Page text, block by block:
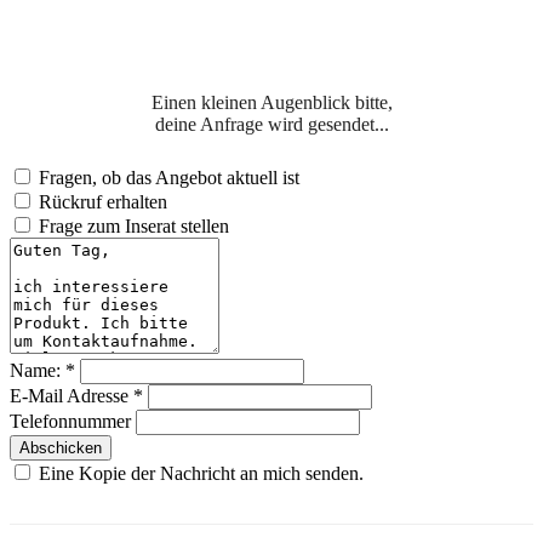
Einen kleinen Augenblick bitte,
deine Anfrage wird gesendet...
Fragen, ob das Angebot aktuell ist
Rückruf erhalten
Frage zum Inserat stellen
Name: *
E-Mail Adresse *
Telefonnummer
Abschicken
Eine Kopie der Nachricht an mich senden.